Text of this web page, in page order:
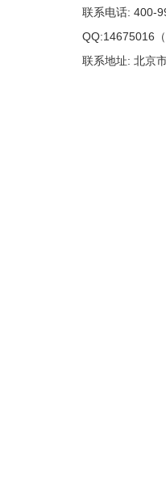
联系电话: 400-
QQ:14675016（
联系地址: 北京